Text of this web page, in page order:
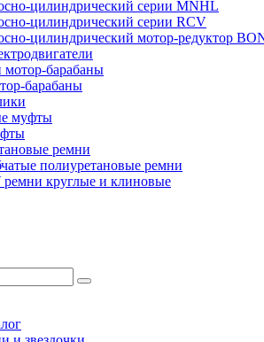
цилиндрический серии MNHL
цилиндрический серии RCV
цилиндрический мотор-редуктор
мотор-барабаны
барабаны
муфты
ремни
полиуретановые ремни
круглые и клиновые